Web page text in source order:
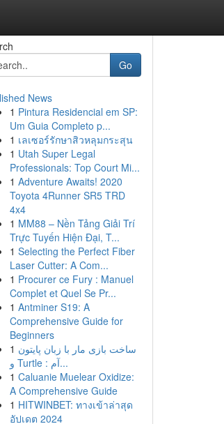
Go
News
1 Pintura Residencial em SP:
Um Guia Completo p...
1 เลเซอร์รักษาสิวหลุมกระสุน
1 Utah Super Legal
Professionals: Top Court Mi...
1 Adventure Awaits! 2020
Toyota 4Runner SR5 TRD
4x4
1 MM88 – Nền Tảng Giải Trí
Trực Tuyến Hiện Đại, T...
1 Selecting the Perfect Fiber
Laser Cutter: A Com...
1 Procurer ce Fury : Manuel
Complet et Quel Se Pr...
1 Antminer S19: A
Comprehensive Guide for
Beginners
1 ساخت بازی مار با زبان پایتون
و Turtle : آم...
1 Caluanie Muelear Oxidize:
A Comprehensive Guide
1 HITWINBET: ทางเข้าล่าสุด
อัปเดต 2024